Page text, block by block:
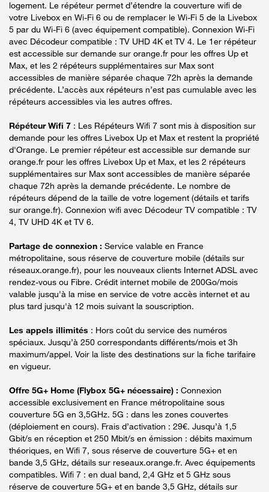
logement. Le répéteur permet d’étendre la couverture wifi de
votre Livebox en Wi-Fi 6 ou de remplacer le Wi-Fi 5 de la Livebox
5 par du Wi-Fi 6 (avec équipement compatible). Connexion Wi-Fi
avec Décodeur compatible : TV UHD 4K et TV 4. Le 1er répéteur
est accessible sur demande sur orange.fr pour les offres Up et
Max, et les 2 répéteurs supplémentaires sur Max sont
accessibles de manière séparée chaque 72h après la demande
précédente. L’accès aux répéteurs n’est pas cumulable avec les
répéteurs accessibles via les autres offres.
Répéteur Wifi 7 : Les Répéteurs Wifi 7 sont mis à disposition sur
demande pour les offres Livebox Up et Max et restent la propriété
d'Orange. Le premier répéteur est accessible sur demande sur
orange.fr pour les offres Livebox Up et Max, et les 2 répéteurs
supplémentaires sur Max sont accessibles de manière séparée
chaque 72h après la demande précédente. Le nombre de
répéteurs dépend de la taille de votre logement (détails et tarifs
sur orange.fr). Connexion wifi avec Décodeur TV compatible : TV
4, TV UHD 4K et TV 6.
Partage de connexion : Service valable en France
métropolitaine, sous réserve de couverture mobile (détails sur
réseaux.orange.fr), pour les nouveaux clients Internet ADSL avec
rendez-vous ou Fibre. Crédit internet mobile de 200Go/mois
valable jusqu'à la mise en service de votre accès internet et au
plus tard jusqu'à 12 mois suivant la souscription.
Les appels illimités : Hors coût du service des numéros
spéciaux. Jusqu’à 250 correspondants différents/mois et 3h
maximum/appel. Voir la liste des destinations sur la fiche tarifaire
en vigueur.
Offre 5G+ Home (Flybox 5G+ nécessaire) : Connexion
accessible exclusivement en France métropolitaine sous
couverture 5G en 3,5GHz. 5G : dans les zones couvertes
(déploiement en cours). Frais d’activation : 29€. Jusqu’à 1,5
Gbit/s en réception et 250 Mbit/s en émission : débits maximum
théoriques, en Wifi 7, sous réserve de couverture 5G+ et en
bande 3,5 GHz, détails sur reseaux.orange.fr. Avec équipements
compatibles. Wifi 7 : en dual band, 2,4 GHz et 5 GHz sous
réserve de couverture 5G+ et en bande 3,5 GHz, détails sur